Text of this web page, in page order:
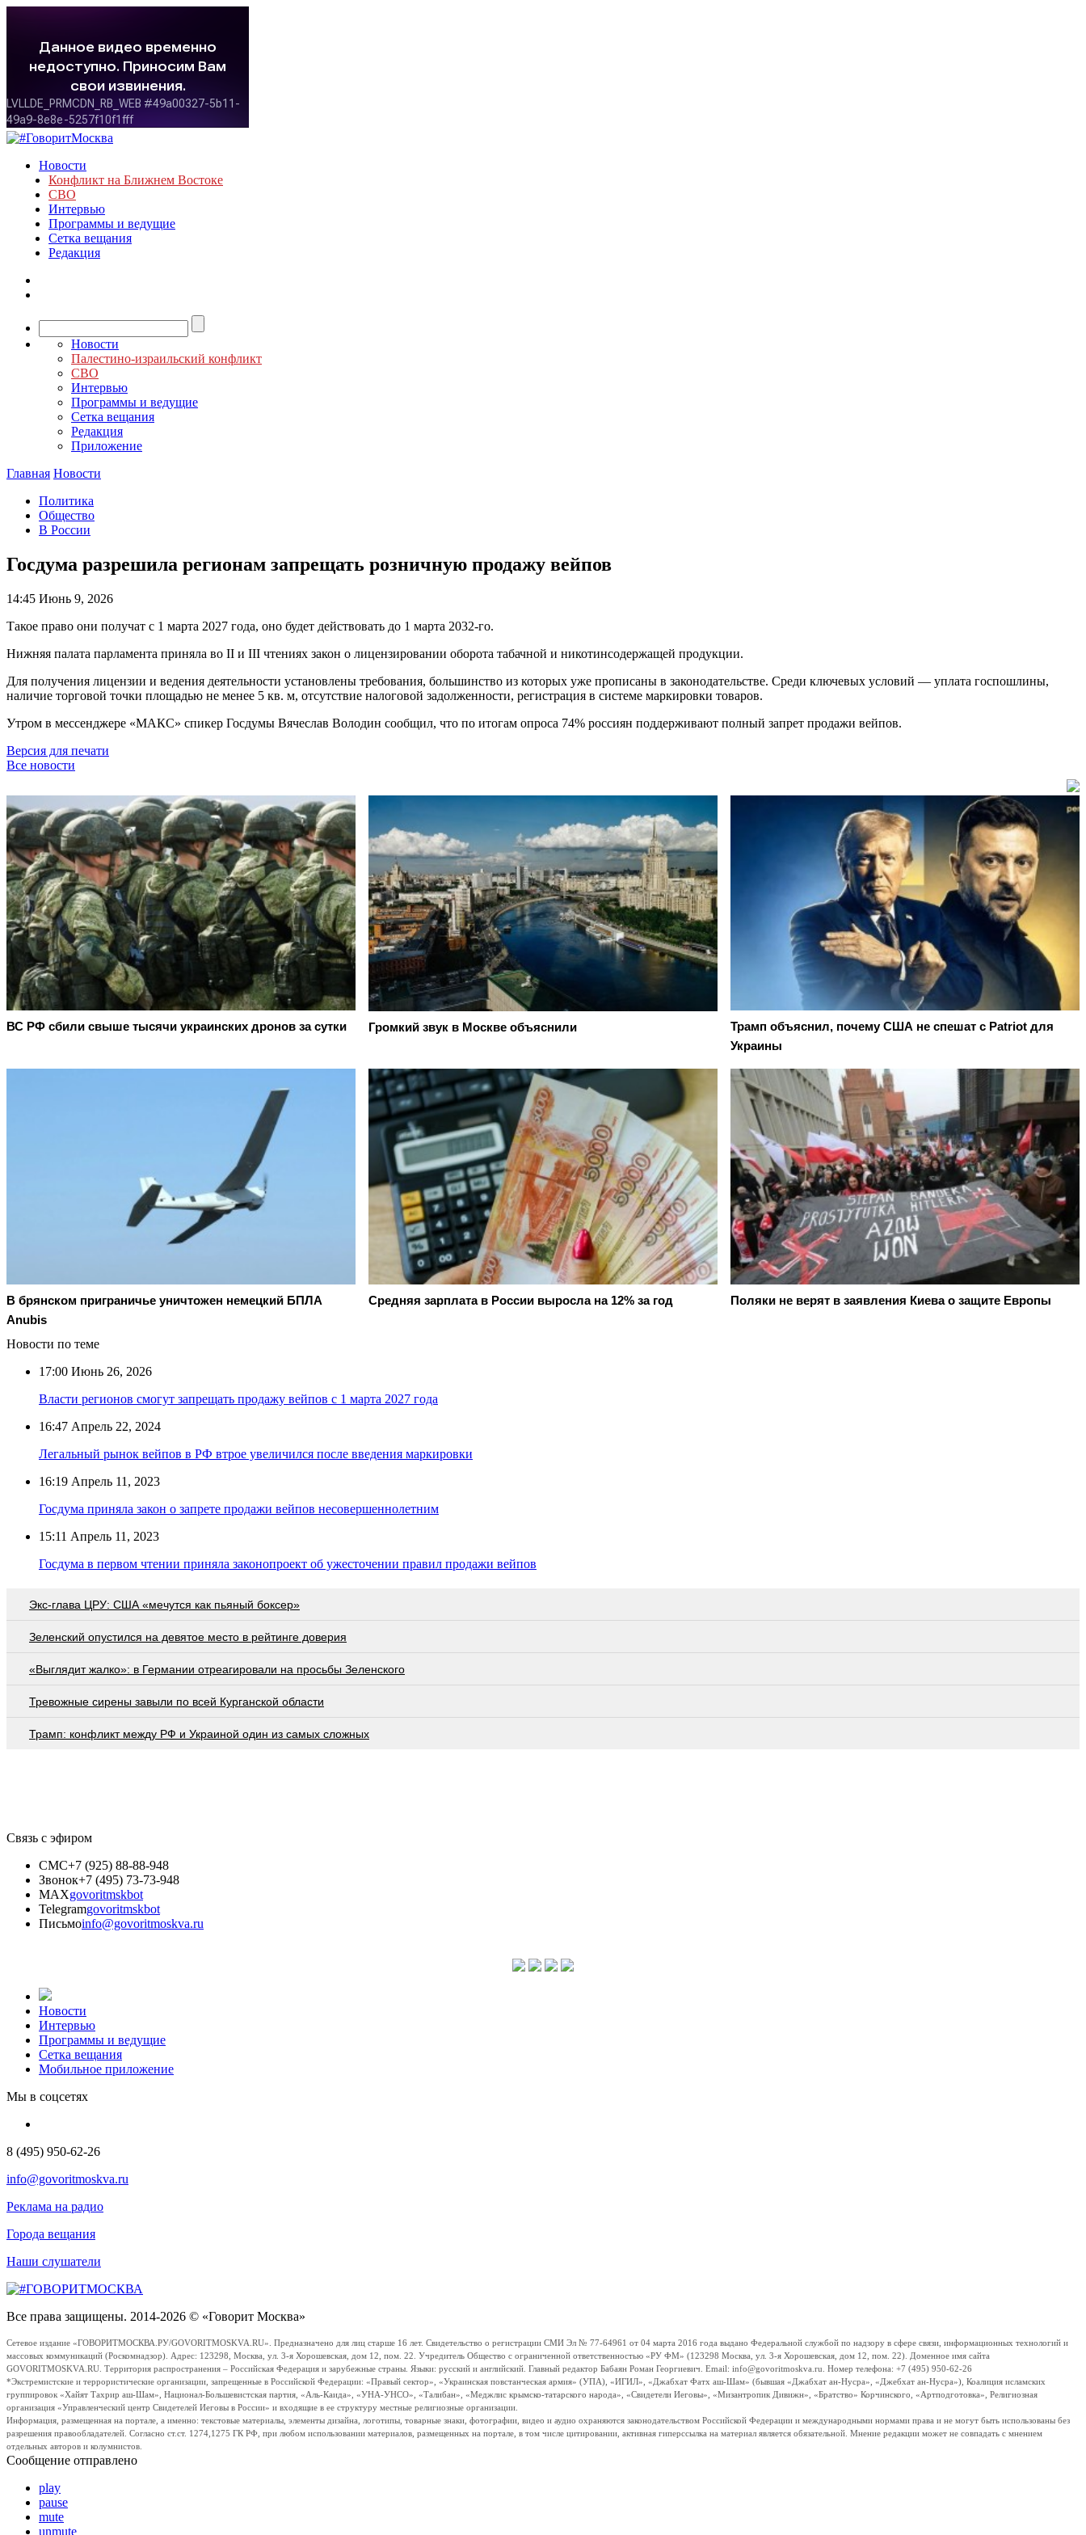
Новости
Конфликт на Ближнем Востоке
СВО
Интервью
Программы и ведущие
Сетка вещания
Редакция
Новости
Палестино-израильский конфликт
СВО
Интервью
Программы и ведущие
Сетка вещания
Редакция
Приложение
Главная Новости
Политика
Общество
В России
Госдума разрешила регионам запрещать розничную продажу вейпов
14:45 Июнь 9, 2026
Такое право они получат с 1 марта 2027 года, оно будет действовать до 1 марта 2032-го.
Нижняя палата парламента приняла во II и III чтениях закон о лицензировании оборота табачной и никотинсодержащей продукции.
Для получения лицензии и ведения деятельности установлены требования, большинство из которых уже прописаны в законодательстве. Среди ключевых условий — уплата госпошлины,
наличие торговой точки площадью не менее 5 кв. м, отсутствие налоговой задолженности, регистрация в системе маркировки товаров.
Утром в мессенджере «МАКС» спикер Госдумы Вячеслав Володин сообщил, что по итогам опроса 74% россиян поддерживают полный запрет продажи вейпов.
Версия для печати
Все новости
ВС РФ сбили свыше тысячи украинских дронов за сутки Громкий звук в Москве объяснили
Трамп объяснил, почему США не спешат с Patriot для
Украины
В брянском приграничье уничтожен немецкий БПЛА
Anubis
Средняя зарплата в России выросла на 12% за год Поляки не верят в заявления Киева о защите Европы
Новости по теме
17:00 Июнь 26, 2026
Власти регионов смогут запрещать продажу вейпов с 1 марта 2027 года
16:47 Апрель 22, 2024
Легальный рынок вейпов в РФ втрое увеличился после введения маркировки
16:19 Апрель 11, 2023
Госдума приняла закон о запрете продажи вейпов несовершеннолетним
15:11 Апрель 11, 2023
Госдума в первом чтении приняла законопроект об ужесточении правил продажи вейпов
Экс-глава ЦРУ: США «мечутся как пьяный боксер»
Зеленский опустился на девятое место в рейтинге доверия
«Выглядит жалко»: в Германии отреагировали на просьбы Зеленского
Тревожные сирены завыли по всей Курганской области
Трамп: конфликт между РФ и Украиной один из самых сложных
Связь с эфиром
СМС+7 (925) 88-88-948
Звонок+7 (495) 73-73-948
MAXgovoritmskbot
Telegramgovoritmskbot
Письмоinfo@govoritmoskva.ru
Новости
Интервью
Программы и ведущие
Сетка вещания
Мобильное приложение
Мы в соцсетях
8 (495) 950-62-26
info@govoritmoskva.ru
Реклама на радио
Города вещания
Наши слушатели
Все права защищены. 2014-2026 © «Говорит Москва»
Сетевое издание «ГОВОРИТМОСКВА.РУ/GOVORITMOSKVA.RU». Предназначено для лиц старше 16 лет. Свидетельство о регистрации СМИ Эл № 77-64961 от 04 марта 2016 года выдано Федеральной службой по надзору в сфере связи, информационных технологий и
массовых коммуникаций (Роскомнадзор). Адрес: 123298, Москва, ул. 3-я Хорошевская, дом 12, пом. 22. Учредитель Общество с ограниченной ответственностью «РУ ФМ» (123298 Москва, ул. 3-я Хорошевская, дом 12, пом. 22). Доменное имя сайта
GOVORITMOSKVA.RU. Территория распространения – Российская Федерация и зарубежные страны. Языки: русский и английский. Главный редактор Бабаян Роман Георгиевич. Email: info@govoritmoskva.ru. Номер телефона: +7 (495) 950-62-26
*Экстремистские и террористические организации, запрещенные в Российской Федерации: «Правый сектор», «Украинская повстанческая армия» (УПА), «ИГИЛ», «Джабхат Фатх аш-Шам» (бывшая «Джабхат ан-Нусра», «Джебхат ан-Нусра»), Коалиция исламских
группировок «Хайят Тахрир аш-Шам», Национал-Большевистская партия, «Аль-Каида», «УНА-УНСО», «Талибан», «Меджлис крымско-татарского народа», «Свидетели Иеговы», «Мизантропик Дивижн», «Братство» Корчинского, «Артподготовка», Религиозная
организация «Управленческий центр Свидетелей Иеговы в России» и входящие в ее структуру местные религиозные организации.
Информация, размещенная на портале, а именно: текстовые материалы, элементы дизайна, логотипы, товарные знаки, фотографии, видео и аудио охраняются законодательством Российской Федерации и международными нормами права и не могут быть использованы без
разрешения правообладателей. Согласно ст.ст. 1274,1275 ГК РФ, при любом использовании материалов, размещенных на портале, в том числе цитировании, активная гиперссылка на материал является обязательной. Мнение редакции может не совпадать с мнением
отдельных авторов и колумнистов.
Сообщение отправлено
play
pause
mute
unmute